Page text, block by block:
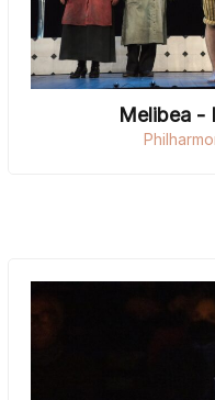
Melibea -